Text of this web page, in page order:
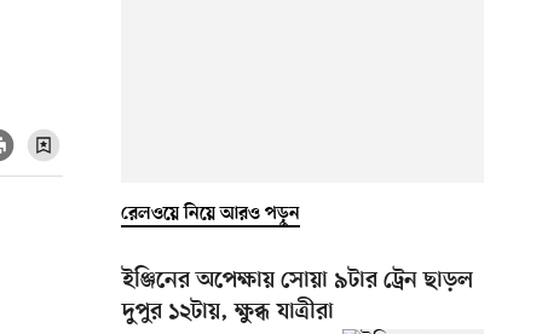
রেলওয়ে নিয়ে আরও পড়ুন
ইঞ্জিনের অপেক্ষায় সোয়া ৯টার ট্রেন ছাড়ল
দুপুর ১২টায়, ক্ষুব্ধ যাত্রীরা